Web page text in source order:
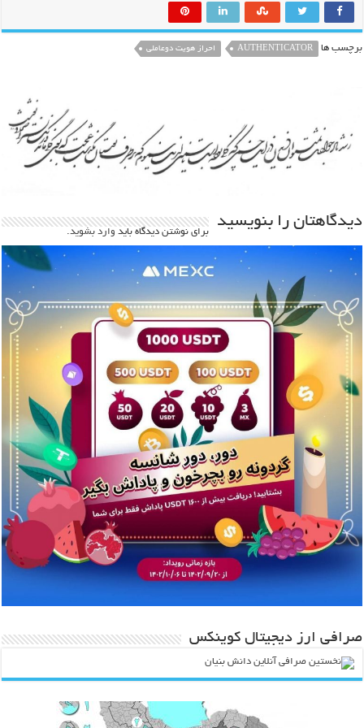
برچسب ها AUTHENTICATOR احراز هویت دوعاملی
دیدگاهتان را بنویسید
برای نوشتن دیدگاه باید وارد بشوید.
صرافی ارز دیجیتال کوینکس